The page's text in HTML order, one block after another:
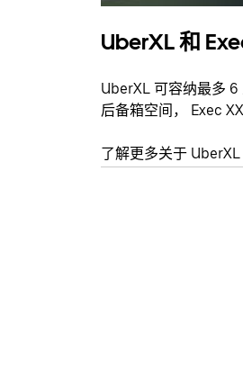
UberXL 和
UberXL 可容纳最多
后备箱空间， Exec
了解更多关于